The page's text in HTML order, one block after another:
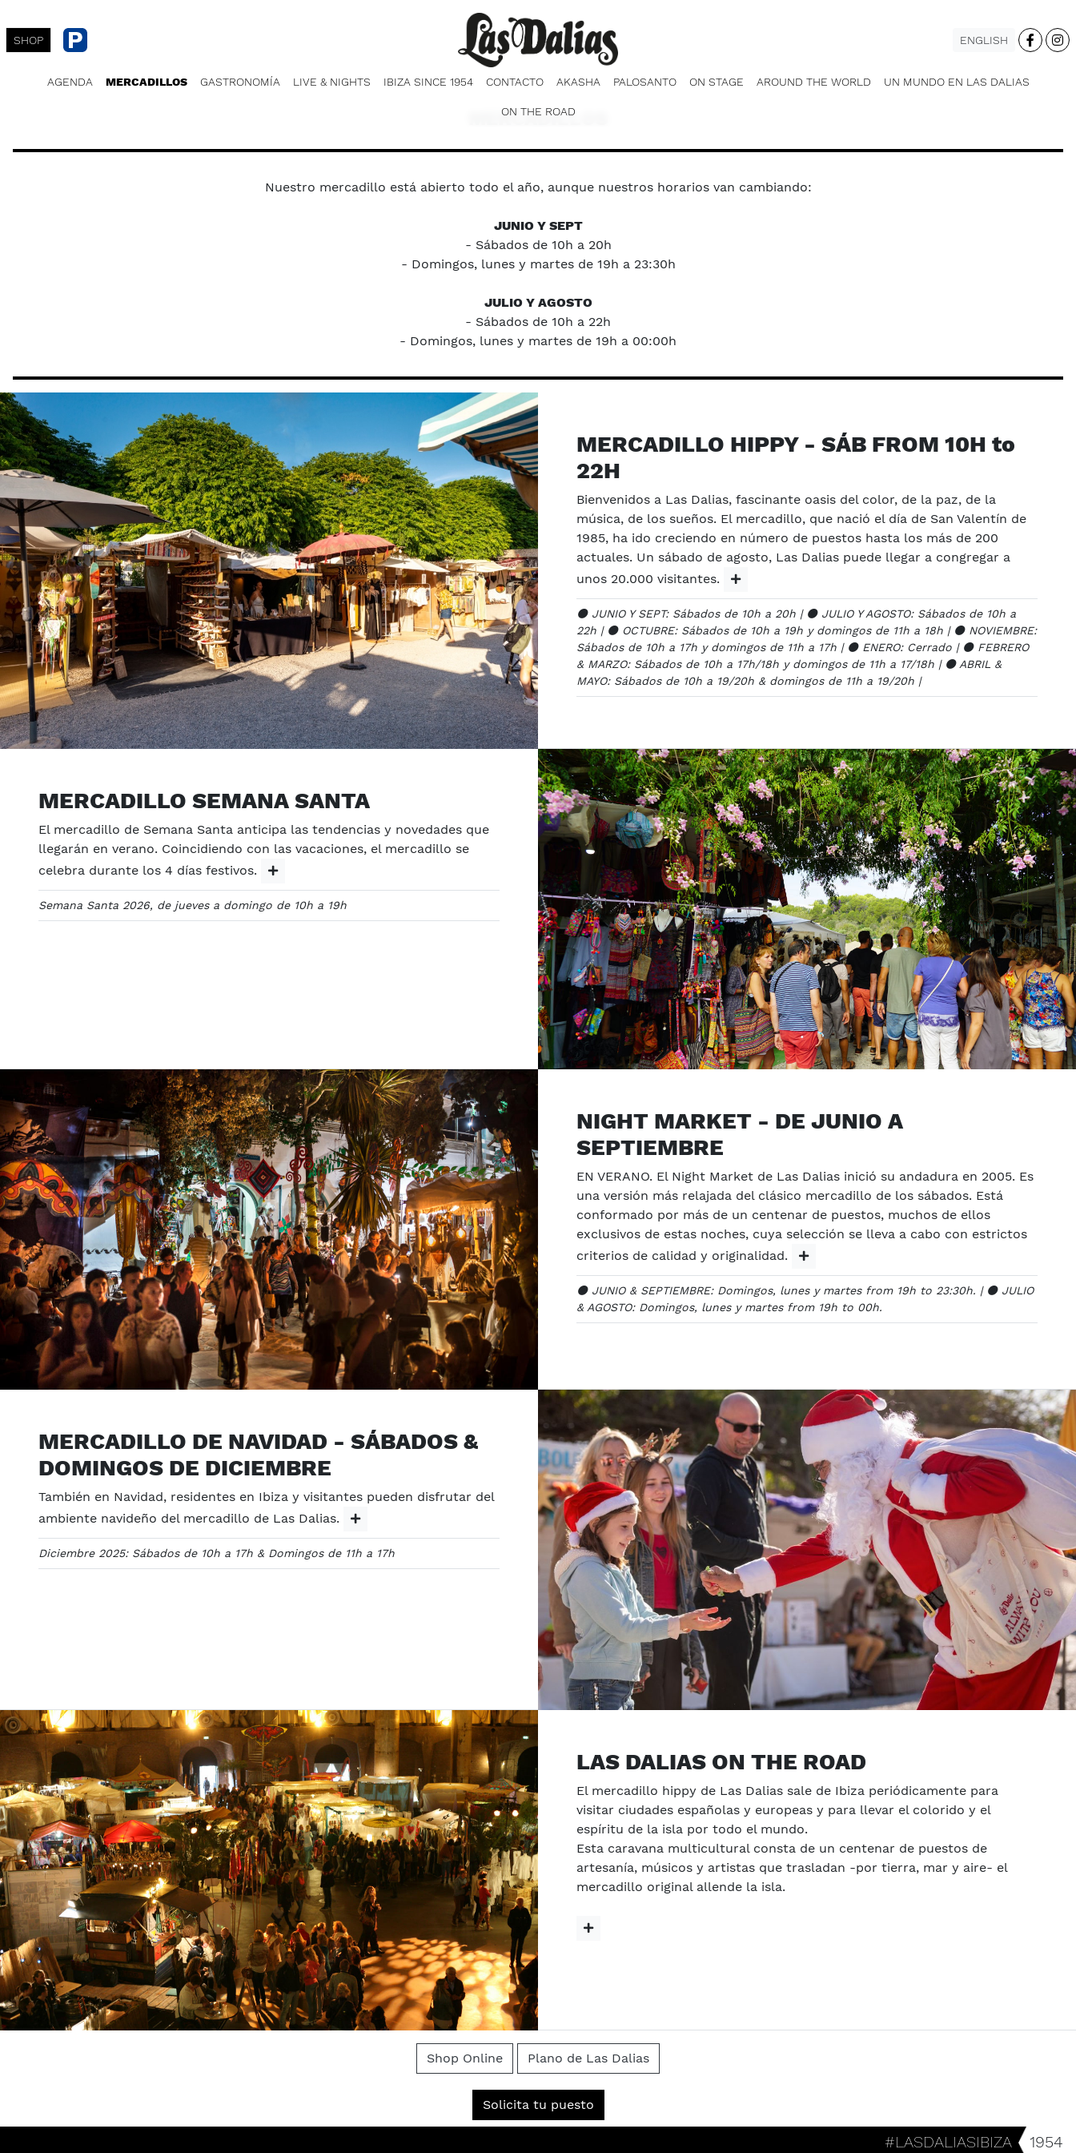
SHOP ENGLISH
AGENDA MERCADILLOS GASTRONOMÍA LIVE & NIGHTS IBIZA SINCE 1954 CONTACTO AKASHA PALOSANTO ON STAGE AROUND THE WORLD UN MUNDO EN LAS DALIAS
ON THE ROAD
MERCADILLOS
Nuestro mercadillo está abierto todo el año, aunque nuestros horarios van cambiando:
JUNIO Y SEPT
- Sábados de 10h a 20h
- Domingos, lunes y martes de 19h a 23:30h
JULIO Y AGOSTO
- Sábados de 10h a 22h
- Domingos, lunes y martes de 19h a 00:00h
MERCADILLO HIPPY - SÁB FROM 10H to
22H
Bienvenidos a Las Dalias, fascinante oasis del color, de la paz, de la
música, de los sueños. El mercadillo, que nació el día de San Valentín de
1985, ha ido creciendo en número de puestos hasta los más de 200
actuales. Un sábado de agosto, Las Dalias puede llegar a congregar a
unos 20.000 visitantes.
⚫️ JUNIO Y SEPT: Sábados de 10h a 20h | ⚫️ JULIO Y AGOSTO: Sábados de 10h a
22h | ⚫️ OCTUBRE: Sábados de 10h a 19h y domingos de 11h a 18h | ⚫️ NOVIEMBRE:
Sábados de 10h a 17h y domingos de 11h a 17h | ⚫️ ENERO: Cerrado | ⚫️ FEBRERO
& MARZO: Sábados de 10h a 17h/18h y domingos de 11h a 17/18h | ⚫️ ABRIL &
MAYO: Sábados de 10h a 19/20h & domingos de 11h a 19/20h |
MERCADILLO SEMANA SANTA
El mercadillo de Semana Santa anticipa las tendencias y novedades que
llegarán en verano. Coincidiendo con las vacaciones, el mercadillo se
celebra durante los 4 días festivos.
Semana Santa 2026, de jueves a domingo de 10h a 19h
NIGHT MARKET - DE JUNIO A
SEPTIEMBRE
EN VERANO. El Night Market de Las Dalias inició su andadura en 2005. Es
una versión más relajada del clásico mercadillo de los sábados. Está
conformado por más de un centenar de puestos, muchos de ellos
exclusivos de estas noches, cuya selección se lleva a cabo con estrictos
criterios de calidad y originalidad.
⚫️ JUNIO & SEPTIEMBRE: Domingos, lunes y martes from 19h to 23:30h. | ⚫️ JULIO
& AGOSTO: Domingos, lunes y martes from 19h to 00h.
MERCADILLO DE NAVIDAD - SÁBADOS &
DOMINGOS DE DICIEMBRE
También en Navidad, residentes en Ibiza y visitantes pueden disfrutar del
ambiente navideño del mercadillo de Las Dalias.
Diciembre 2025: Sábados de 10h a 17h & Domingos de 11h a 17h
LAS DALIAS ON THE ROAD
El mercadillo hippy de Las Dalias sale de Ibiza periódicamente para
visitar ciudades españolas y europeas y para llevar el colorido y el
espíritu de la isla por todo el mundo.
Esta caravana multicultural consta de un centenar de puestos de
artesanía, músicos y artistas que trasladan -por tierra, mar y aire- el
mercadillo original allende la isla.
Shop Online Plano de Las Dalias
Solicita tu puesto
#LASDALIASIBIZA 1954